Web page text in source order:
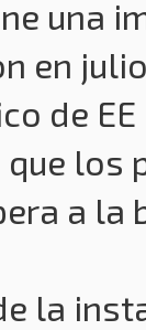
una
en
de
los
a la
la